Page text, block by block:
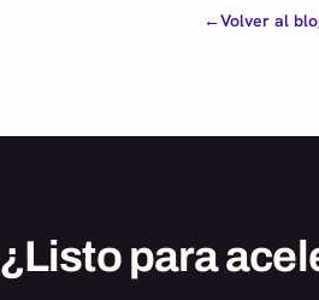
←Volver al
¿Listo para